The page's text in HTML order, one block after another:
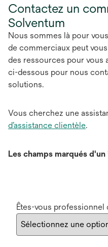
Contactez un
Solventum
Nous sommes là pour
de commerciaux peut
des ressources pour vous
ci-dessous pour nous
solutions.
Vous cherchez une
d’assistance clientèle.
Les champs marqués d'un
Êtes-vous professionnel